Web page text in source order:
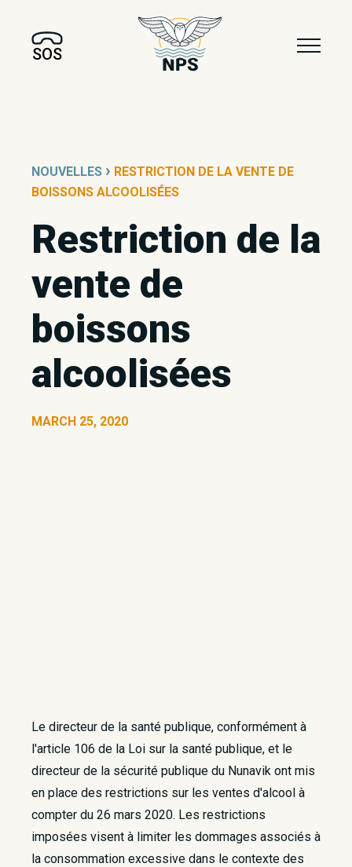
SOS
NOUVELLES › RESTRICTION DE LA VENTE DE
BOISSONS ALCOOLISÉES
Restriction de la
vente de
boissons
alcoolisées
MARCH 25, 2020
Le directeur de la santé publique, conformément à
l'article 106 de la Loi sur la santé publique, et le
directeur de la sécurité publique du Nunavik ont mis
en place des restrictions sur les ventes d'alcool à
compter du 26 mars 2020. Les restrictions
imposées visent à limiter les dommages associés à
la consommation excessive dans le contexte des